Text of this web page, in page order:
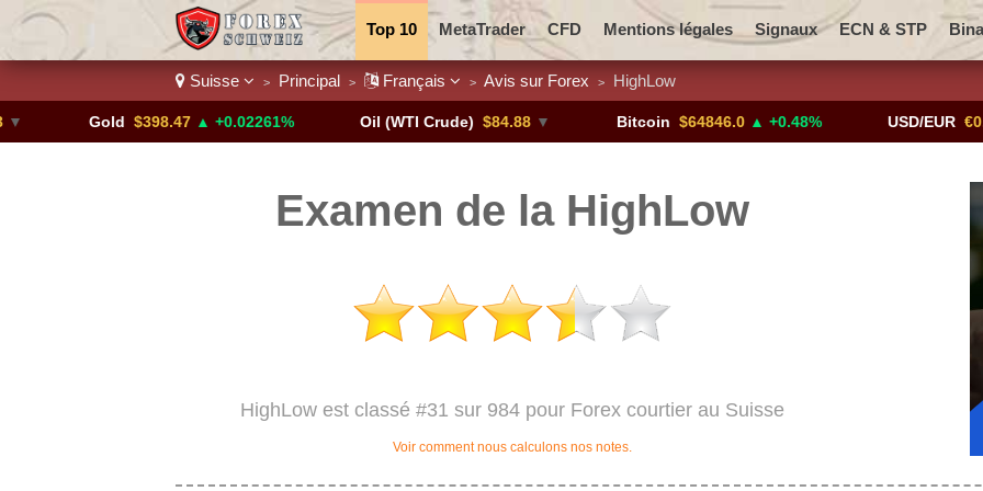
Top 10 MetaTrader CFD Mentions légales Signaux ECN & STP
Paires de devises Promotions M'avertir !
Suisse > Principal > Français > Avis sur Forex > HighLow
$398.47 ▲ +0.02261% Oil (WTI Crude) $84.88 ▼ $64846.0 ▲ +0.48% USD/EUR €0.8793
Examen de la HighLow
HighLow est classé #31 sur 984 pour Forex courtier au Suisse
Voir comment nous calculons nos notes.